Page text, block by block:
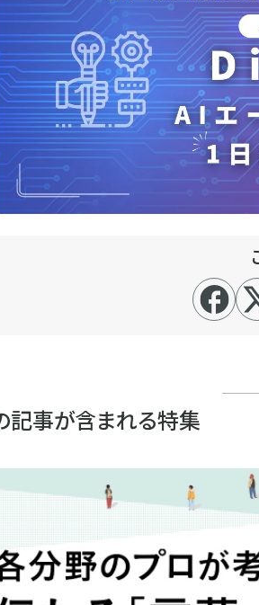
記事が含まれる特集